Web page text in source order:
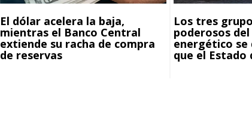
El dólar acelera la baja,
mientras el Banco Central
extiende su racha de compra
de reservas
Los tres
poderosos
energético se
que el